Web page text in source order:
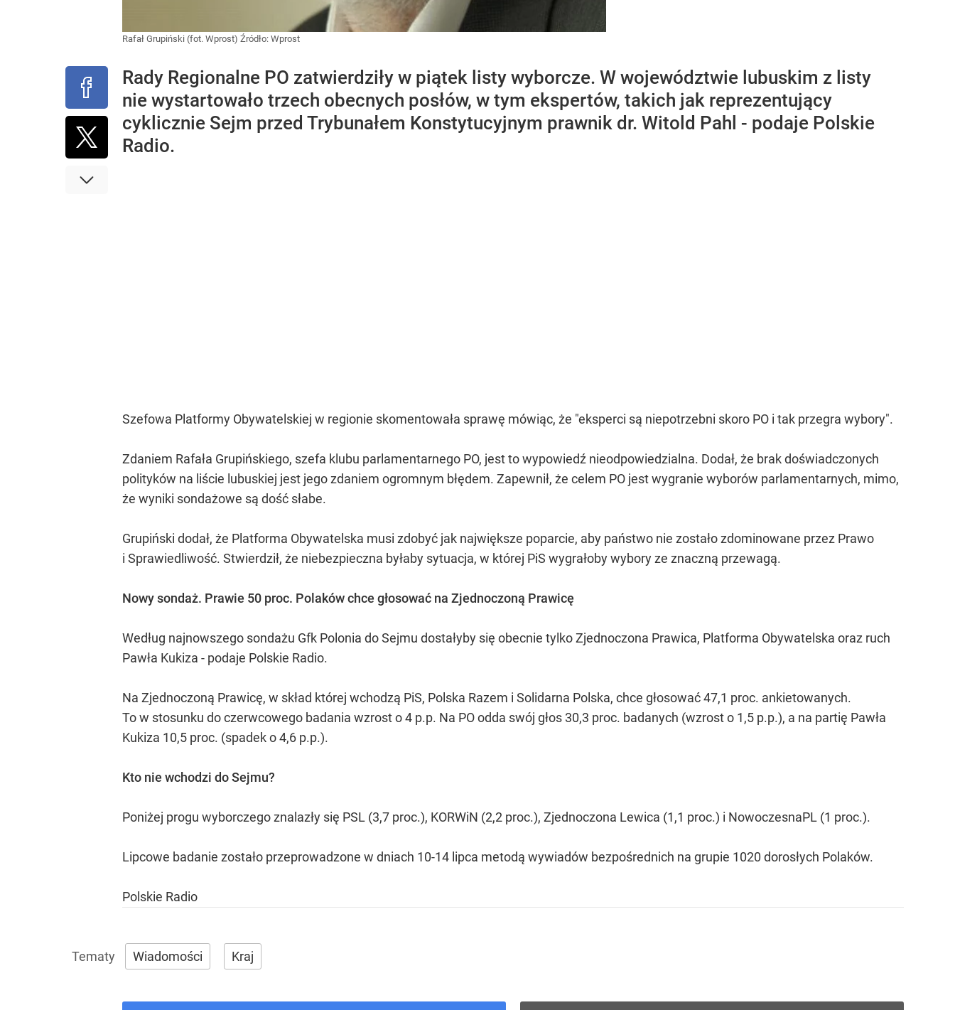
Rafał Grupiński (fot. Wprost) Źródło: Wprost
Rady Regionalne PO zatwierdziły w piątek listy wyborcze. W województwie lubuskim z listy
nie wystartowało trzech obecnych posłów, w tym ekspertów, takich jak reprezentujący
cyklicznie Sejm przed Trybunałem Konstytucyjnym prawnik dr. Witold Pahl - podaje Polskie
Radio.
Szefowa Platformy Obywatelskiej w regionie skomentowała sprawę mówiąc, że "eksperci są niepotrzebni skoro PO i tak przegra wybory".
Zdaniem Rafała Grupińskiego, szefa klubu parlamentarnego PO, jest to wypowiedź nieodpowiedzialna. Dodał, że brak doświadczonych
polityków na liście lubuskiej jest jego zdaniem ogromnym błędem. Zapewnił, że celem PO jest wygranie wyborów parlamentarnych, mimo,
że wyniki sondażowe są dość słabe.
Grupiński dodał, że Platforma Obywatelska musi zdobyć jak największe poparcie, aby państwo nie zostało zdominowane przez Prawo
i Sprawiedliwość. Stwierdził, że niebezpieczna byłaby sytuacja, w której PiS wygrałoby wybory ze znaczną przewagą.
Nowy sondaż. Prawie 50 proc. Polaków chce głosować na Zjednoczoną Prawicę
Według najnowszego sondażu Gfk Polonia do Sejmu dostałyby się obecnie tylko Zjednoczona Prawica, Platforma Obywatelska oraz ruch
Pawła Kukiza - podaje Polskie Radio.
Na Zjednoczoną Prawicę, w skład której wchodzą PiS, Polska Razem i Solidarna Polska, chce głosować 47,1 proc. ankietowanych.
To w stosunku do czerwcowego badania wzrost o 4 p.p. Na PO odda swój głos 30,3 proc. badanych (wzrost o 1,5 p.p.), a na partię Pawła
Kukiza 10,5 proc. (spadek o 4,6 p.p.).
Kto nie wchodzi do Sejmu?
Poniżej progu wyborczego znalazły się PSL (3,7 proc.), KORWiN (2,2 proc.), Zjednoczona Lewica (1,1 proc.) i NowoczesnaPL (1 proc.).
Lipcowe badanie zostało przeprowadzone w dniach 10-14 lipca metodą wywiadów bezpośrednich na grupie 1020 dorosłych Polaków.
Polskie Radio
Wiadomości Kraj